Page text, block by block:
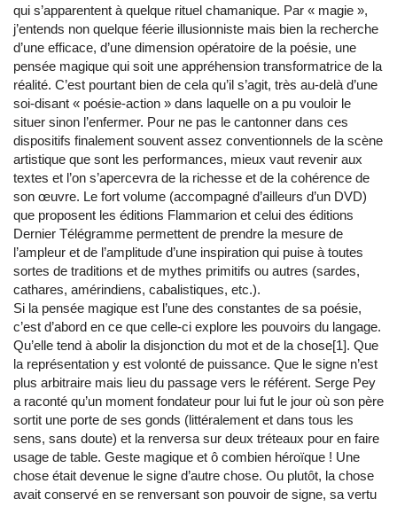
qui s’apparentent à quelque rituel chamanique. Par « magie »,
j’entends non quelque féerie illusionniste mais bien la recherche
d’une efficace, d’une dimension opératoire de la poésie, une
pensée magique qui soit une appréhension transformatrice de la
réalité. C’est pourtant bien de cela qu’il s’agit, très au-delà d’une
soi-disant « poésie-action » dans laquelle on a pu vouloir le
situer sinon l’enfermer. Pour ne pas le cantonner dans ces
dispositifs finalement souvent assez conventionnels de la scène
artistique que sont les performances, mieux vaut revenir aux
textes et l’on s’apercevra de la richesse et de la cohérence de
son œuvre. Le fort volume (accompagné d’ailleurs d’un DVD)
que proposent les éditions Flammarion et celui des éditions
Dernier Télégramme permettent de prendre la mesure de
l’ampleur et de l’amplitude d’une inspiration qui puise à toutes
sortes de traditions et de mythes primitifs ou autres (sardes,
cathares, amérindiens, cabalistiques, etc.).
Si la pensée magique est l’une des constantes de sa poésie,
c’est d’abord en ce que celle-ci explore les pouvoirs du langage.
Qu’elle tend à abolir la disjonction du mot et de la chose[1]. Que
la représentation y est volonté de puissance. Que le signe n’est
plus arbitraire mais lieu du passage vers le référent. Serge Pey
a raconté qu’un moment fondateur pour lui fut le jour où son père
sortit une porte de ses gonds (littéralement et dans tous les
sens, sans doute) et la renversa sur deux tréteaux pour en faire
usage de table. Geste magique et ô combien héroïque ! Une
chose était devenue le signe d’autre chose. Ou plutôt, la chose
avait conservé en se renversant son pouvoir de signe, sa vertu